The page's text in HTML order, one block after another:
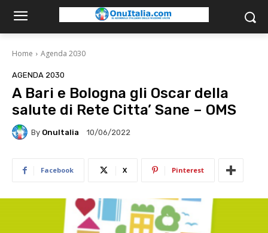
Home Agenda 2030
AGENDA 2030
A Bari e Bologna gli Oscar della
salute di Rete Citta’ Sane – OMS
By OnuItalia 10/06/2022
Facebook X Pinterest